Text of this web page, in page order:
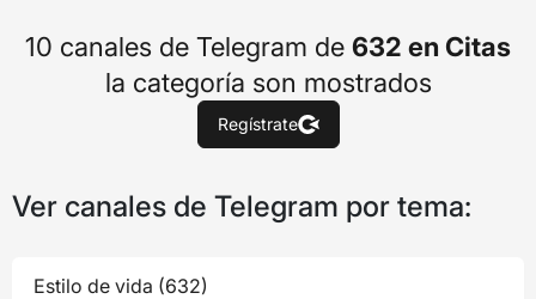
10 canales de Telegram de 632 en Citas
la categoría son mostrados
Regístrate
Ver canales de Telegram por tema:
Estilo de vida (632)